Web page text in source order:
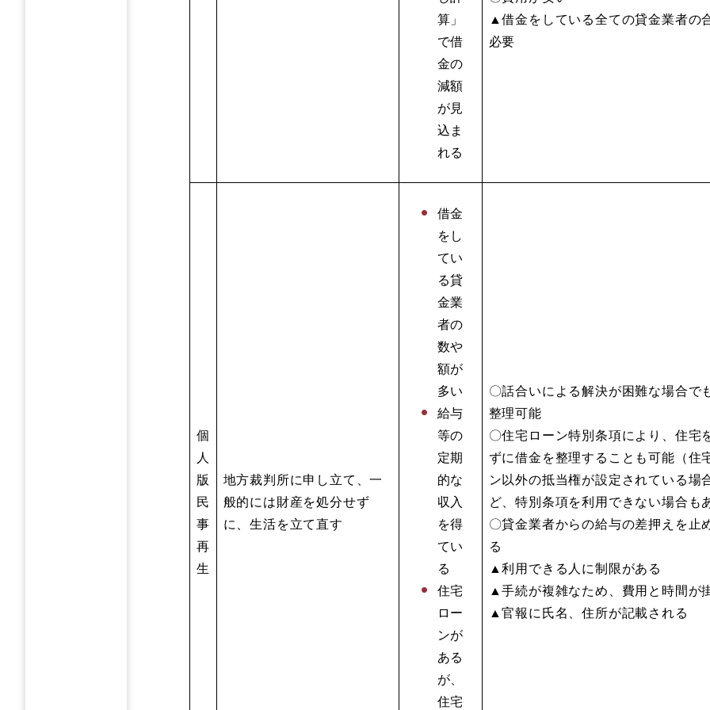
算」
で借
金の
減額
が見
込ま
れる
▲借金をしている全ての貸金業者の
必要
個
人
版
民
事
再
生
地方裁判所に申し立て、一
般的には財産を処分せず
に、生活を立て直す
借金
をし
てい
る貸
金業
者の
数や
額が
多い
給与
等の
定期
的な
収入
を得
てい
る
住宅
ロー
ンが
ある
が、
住宅
〇話合いによる解決が困難な場合で
整理可能
〇住宅ローン特別条項により、住宅
ずに借金を整理することも可能（住
ン以外の抵当権が設定されている場
ど、特別条項を利用できない場合も
〇貸金業者からの給与の差押えを止
る
▲利用できる人に制限がある
▲手続が複雑なため、費用と時間が
▲官報に氏名、住所が記載される